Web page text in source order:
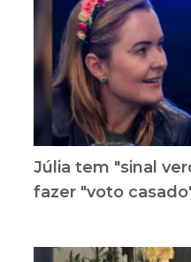
Júlia tem "sinal
fazer "voto